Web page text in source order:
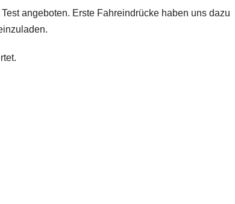
angeboten. Erste Fahreindrücke haben uns dazu